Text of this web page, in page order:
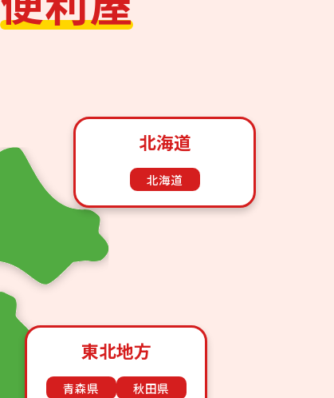
北海道
北海道
東北地方
青森県
秋田県